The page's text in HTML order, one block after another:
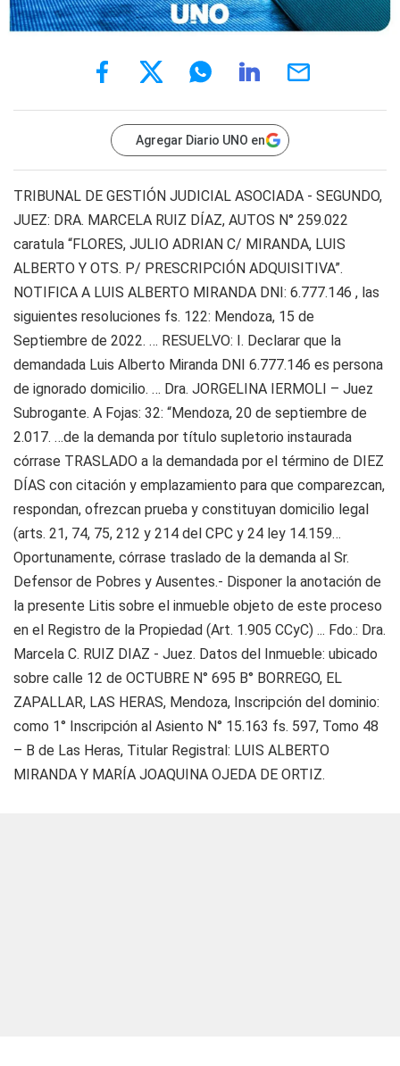
Agregar Diario UNO en
TRIBUNAL DE GESTIÓN JUDICIAL ASOCIADA - SEGUNDO,
JUEZ: DRA. MARCELA RUIZ DÍAZ, AUTOS N° 259.022
caratula “FLORES, JULIO ADRIAN C/ MIRANDA, LUIS
ALBERTO Y OTS. P/ PRESCRIPCIÓN ADQUISITIVA”.
NOTIFICA A LUIS ALBERTO MIRANDA DNI: 6.777.146 , las
siguientes resoluciones fs. 122: Mendoza, 15 de
Septiembre de 2022. … RESUELVO: I. Declarar que la
demandada Luis Alberto Miranda DNI 6.777.146 es persona
de ignorado domicilio. … Dra. JORGELINA IERMOLI – Juez
Subrogante. A Fojas: 32: “Mendoza, 20 de septiembre de
2.017. …de la demanda por título supletorio instaurada
córrase TRASLADO a la demandada por el término de DIEZ
DÍAS con citación y emplazamiento para que comparezcan,
respondan, ofrezcan prueba y constituyan domicilio legal
(arts. 21, 74, 75, 212 y 214 del CPC y 24 ley 14.159…
Oportunamente, córrase traslado de la demanda al Sr.
Defensor de Pobres y Ausentes.- Disponer la anotación de
la presente Litis sobre el inmueble objeto de este proceso
en el Registro de la Propiedad (Art. 1.905 CCyC) ... Fdo.: Dra.
Marcela C. RUIZ DIAZ - Juez. Datos del Inmueble: ubicado
sobre calle 12 de OCTUBRE N° 695 B° BORREGO, EL
ZAPALLAR, LAS HERAS, Mendoza, Inscripción del dominio:
como 1° Inscripción al Asiento N° 15.163 fs. 597, Tomo 48
– B de Las Heras, Titular Registral: LUIS ALBERTO
MIRANDA Y MARÍA JOAQUINA OJEDA DE ORTIZ.